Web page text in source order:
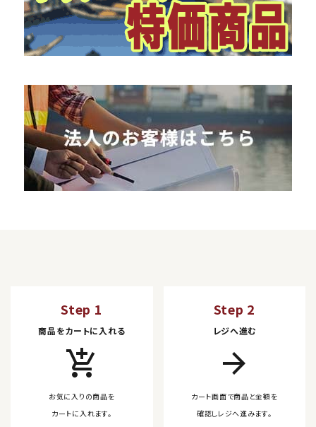
Step 1
商品をカートに入れる
add_shopping_cart
お気に入りの商品を
カートに入れます。
Step 2
レジへ進む
arrow_forward
カート画面で商品と金額を
確認しレジへ進みます。